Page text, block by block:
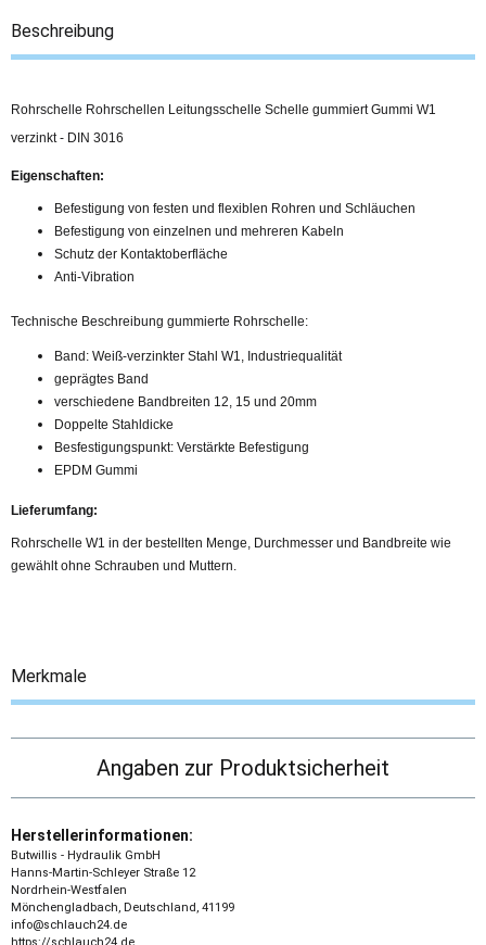
Beschreibung
Rohrschelle Rohrschellen Leitungsschelle Schelle gummiert Gummi W1
verzinkt - DIN 3016
Eigenschaften:
Befestigung von festen und flexiblen Rohren und Schläuchen
Befestigung von einzelnen und mehreren Kabeln
Schutz der Kontaktoberfläche
Anti-Vibration
Technische Beschreibung gummierte Rohrschelle:
Band: Weiß-verzinkter Stahl W1, Industriequalität
geprägtes Band
verschiedene Bandbreiten 12, 15 und 20mm
Doppelte Stahldicke
Besfestigungspunkt: Verstärkte Befestigung
EPDM Gummi
Lieferumfang:
Rohrschelle W1 in der bestellten Menge, Durchmesser und Bandbreite wie
gewählt ohne Schrauben und Muttern.
Merkmale
Angaben zur Produktsicherheit
Herstellerinformationen:
Butwillis - Hydraulik GmbH
Hanns-Martin-Schleyer Straße 12
Nordrhein-Westfalen
Mönchengladbach, Deutschland, 41199
info@schlauch24.de
https://schlauch24.de